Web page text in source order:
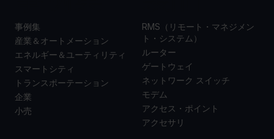
事例集
産業＆オートメーション
エネルギー＆ユーティリティ
スマートシティ
トランスポーテーション
企業
小売
RMS（リモート・マネジメン
ト・システム）
ルーター
ゲートウェイ
ネットワーク スイッチ
モデム
アクセス・ポイント
アクセサリ